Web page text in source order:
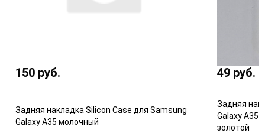
150 руб.
Задняя накладка Silicon Case для Samsung
Galaxy A35 молочный
49 руб.
Задняя
Galaxy A35
золотой